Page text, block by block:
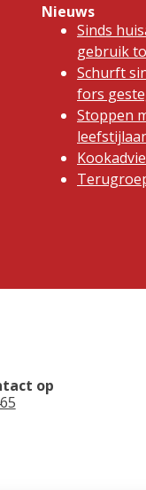
Nieuws
Sinds
gebruik
Schurft
fors
Stoppen
op